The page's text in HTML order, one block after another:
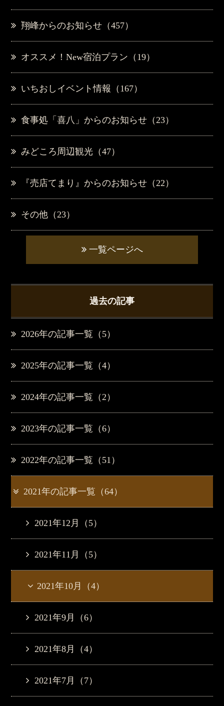
翔峰からのお知らせ（457）
オススメ！New宿泊プラン（19）
いちおしイベント情報（167）
食事処「喜八」からのお知らせ（23）
みどころ周辺観光（47）
『売店てまり』からのお知らせ（22）
その他（23）
一覧ページへ
過去の記事
2026年の記事一覧（5）
2025年の記事一覧（4）
2024年の記事一覧（2）
2023年の記事一覧（6）
2022年の記事一覧（51）
2021年の記事一覧（64）
2021年12月（5）
2021年11月（5）
2021年10月（4）
2021年9月（6）
2021年8月（4）
2021年7月（7）